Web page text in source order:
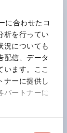
に合わせたコ
析を行ってい
況についても
配信、データ
います。ここ
ナーに提供し
パートナーに
転換させると
ルすることが
合わせ自由
インタロック付